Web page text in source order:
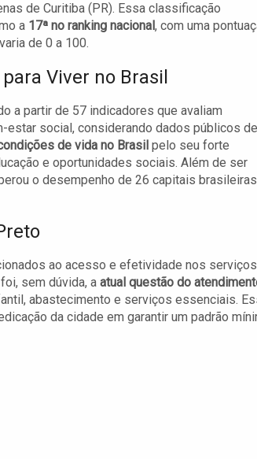
de Curitiba (PR). Essa classificação
a 17ª no ranking nacional , com uma
de 0 a 100.
Viver no Brasil
a partir de 57 indicadores que avaliam
social, considerando dados públicos de
de vida no Brasil pelo seu forte
e oportunidades sociais. Além de ser
o desempenho de 26 capitais
ao acesso e efetividade nos serviços
sem dúvida, a atual questão do
abastecimento e serviços essenciais.
da cidade em garantir um padrão